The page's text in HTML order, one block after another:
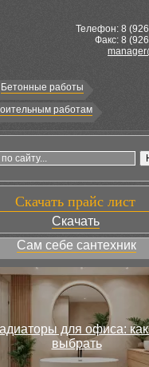
Телефон: 8 (926
Факс: 8
Бетонные работы
работам
Скачать прайс лист
Скачать
Сам себе сантехник
для офиса:
выбрать